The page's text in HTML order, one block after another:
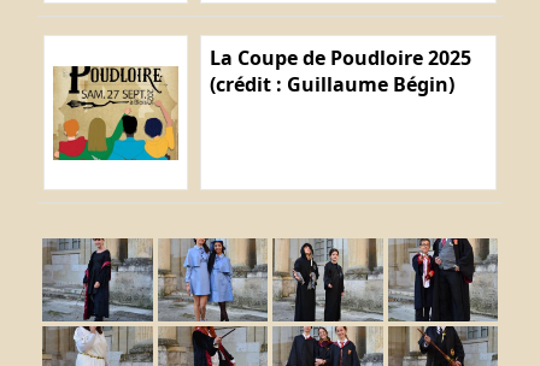
La Coupe de Poudloire 2025
(crédit : Guillaume Bégin)